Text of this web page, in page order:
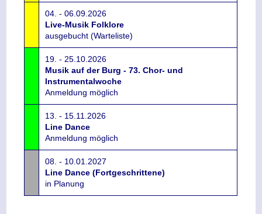
04. - 06.09.2026
Live-Musik Folklore
ausgebucht (Warteliste)
19. - 25.10.2026
Musik auf der Burg - 73. Chor- und
Instrumentalwoche
Anmeldung möglich
13. - 15.11.2026
Line Dance
Anmeldung möglich
08. - 10.01.2027
Line Dance (Fortgeschrittene)
in Planung